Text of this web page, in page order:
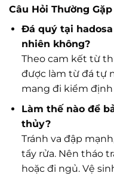
Câu Hỏi Thường Gặp
Đá quý tại
nhiên không?
Theo cam kết từ
được làm từ đá tự
mang đi kiểm
Làm thế nào để
thủy?
Tránh va đập
tẩy rửa. Nên tháo
hoặc đi ngủ. Vệ